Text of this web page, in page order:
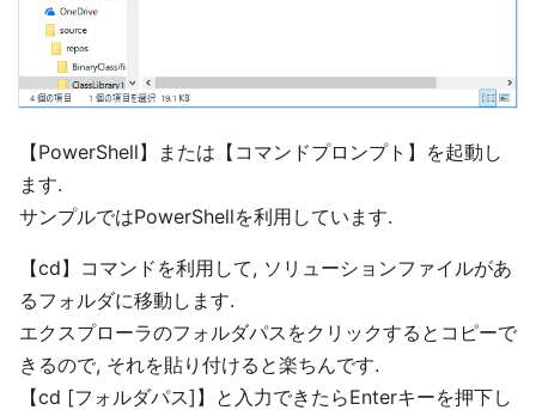
【PowerShell】または【コマンドプロンプト】を起動し
ます.
サンプルではPowerShellを利用しています.
【cd】コマンドを利用して, ソリューションファイルがあ
るフォルダに移動します.
エクスプローラのフォルダパスをクリックするとコピーで
きるので, それを貼り付けると楽ちんです.
【cd [フォルダパス]】と入力できたらEnterキーを押下し